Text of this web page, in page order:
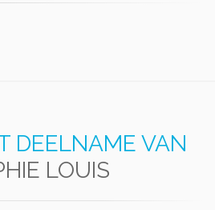
DEELNAME VAN
LOUIS